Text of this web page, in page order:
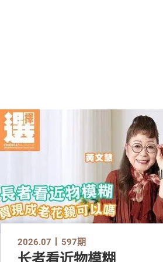
2026.07 597期